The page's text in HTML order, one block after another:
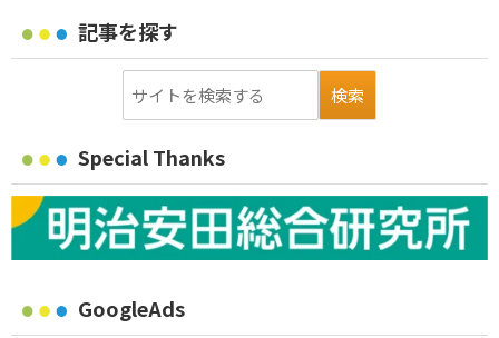
記事を探す
Special Thanks
GoogleAds